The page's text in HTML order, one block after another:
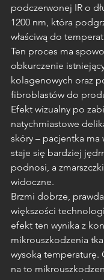
podczerwonej IR o
1200 nm, która
właściwą do
Ten proces ma
obkurczenie
kolagenowych oraz
fibroblastów do
Efekt wizualny po
natychmiastowe
skóry – pacjentka ma
staje się bardziej
podnosi, a
widoczne.
Brzmi dobrze,
większości
efekt ten wynika z
mikrouszkodzenia
wysoką temperaturę.
na to